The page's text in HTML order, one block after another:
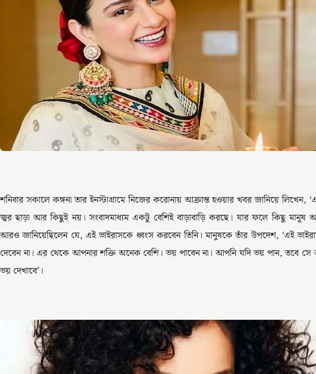
শনিবার সকালে কঙ্গনা তার ইনস্টাগ্রামে নিজের করোনায় আক্রান্ত হওয়ার খবর জানিয়ে লিখেন,
জ্বর ছাড়া আর কিছুই নয়। সংবাদমাধ্যম একটু বেশিই বাড়াবাড়ি করছে। যার ফলে কিছু মানুষ
আরও জানিয়েছিলেন যে, এই ভাইরাসকে ধ্বংস করবেন তিনি। মানুষকে তাঁর উপদেশ, ‘এই
দেবেন না। এর থেকে আপনার শক্তি অনেক বেশি। ভয় পাবেন না। আপনি যদি ভয় পান, তবে
ভয় দেখাবে’।